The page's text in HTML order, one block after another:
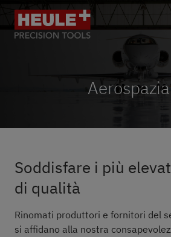
Soddisfare i più
di qualità
Rinomati produttori e fornitori del
si affidano alla nostra